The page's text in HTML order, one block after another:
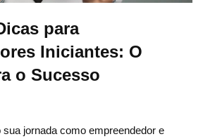
para
Iniciantes: O
o Sucesso
jornada como empreendedor e